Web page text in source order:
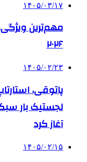
۱۴۰۵/۰۳/۱۷
مهم‌ترین
۲۰۲۶
۱۴۰۵/۰۲/۲۳
پاتوقی،
لجستیک بار
آغاز کرد
۱۴۰۵/۰۲/۱۵